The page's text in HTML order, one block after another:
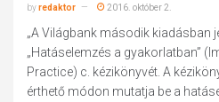
byredaktor 2016. október 2.
„A Világbank második kiadásban
„Hatáselemzés a gyakorlatban”
Practice) c. kézikönyvét. A
érthető módon mutatja be a